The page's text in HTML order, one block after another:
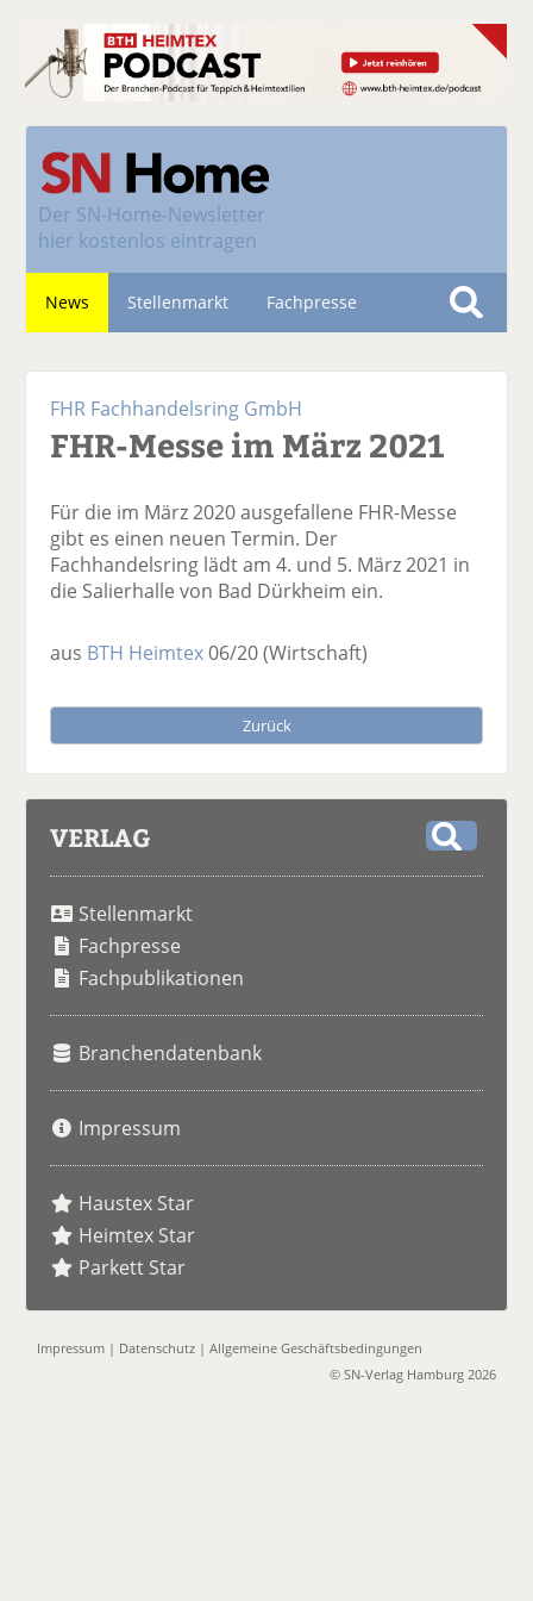
Der SN-Home-Newsletter
hier kostenlos eintragen
News Stellenmarkt Fachpresse
S
FHR Fachhandelsring GmbH
FHR-Messe im März 2021
Für die im März 2020 ausgefallene FHR-Messe
gibt es einen neuen Termin. Der
Fachhandelsring lädt am 4. und 5. März 2021 in
die Salierhalle von Bad Dürkheim ein.
aus BTH Heimtex06/20(Wirtschaft)
Zurück
VERLAG
Stellenmarkt
Fachpresse
Fachpublikationen
Branchendatenbank
Impressum
Haustex Star
Heimtex Star
Parkett Star
Impressum | Datenschutz |Allgemeine Geschäftsbedingungen
© SN-Verlag Hamburg 2026